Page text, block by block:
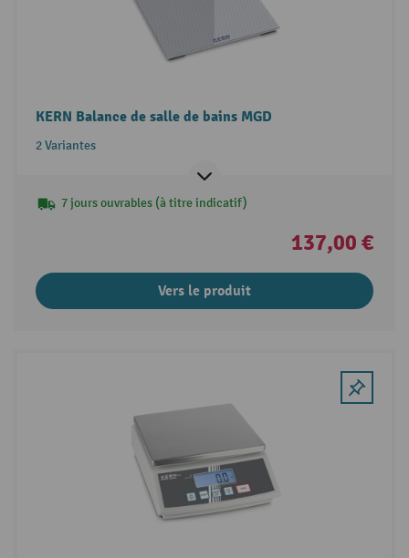
KERN Balance de salle de bains MGD
2 Variantes
7 jours ouvrables (à titre indicatif)
137,00 €
Vers le produit